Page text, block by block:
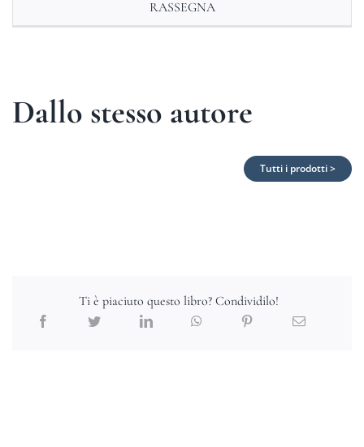
RASSEGNA
Dallo stesso autore
Tutti i prodotti >
Ti è piaciuto questo libro? Condividilo!